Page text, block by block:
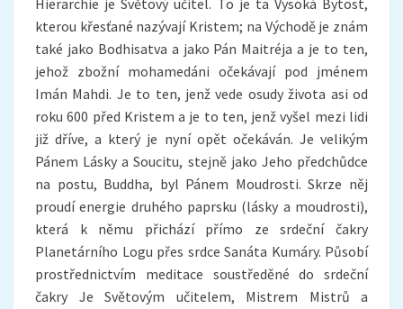
Hierarchie je Světový učitel. To je ta Vysoká Bytost,
kterou křesťané nazývají Kristem; na Východě je znám
také jako Bodhisatva a jako Pán Maitréja a je to ten,
jehož zbožní mohamedáni očekávají pod jménem
Imán Mahdi. Je to ten, jenž vede osudy života asi od
roku 600 před Kristem a je to ten, jenž vyšel mezi lidi
již dříve, a který je nyní opět očekáván. Je velikým
Pánem Lásky a Soucitu, stejně jako Jeho předchůdce
na postu, Buddha, byl Pánem Moudrosti. Skrze něj
proudí energie druhého paprsku (lásky a moudrosti),
která k němu přichází přímo ze srdeční čakry
Planetárního Logu přes srdce Sanáta Kumáry. Působí
prostřednictvím meditace soustředěné do srdeční
čakry Je Světovým učitelem, Mistrem Mistrů a